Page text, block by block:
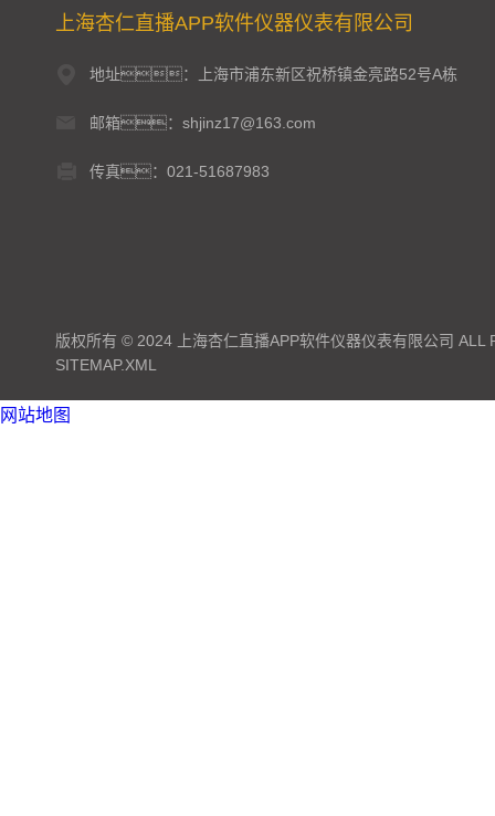
上海杏仁直播APP软件仪器仪表有限公司
地址：上海市浦东新区祝桥镇金亮路52号A栋
邮箱：shjinz17@163.com
传真：021-51687983
版权所有 © 2024 上海杏仁直播APP软件仪器仪表有限公司 ALL
SITEMAP.XML
网站地图